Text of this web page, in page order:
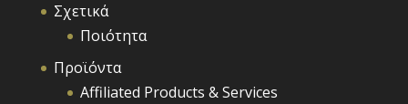
Σχετικά
Ποιότητα
Προϊόντα
Affiliated Products & Services